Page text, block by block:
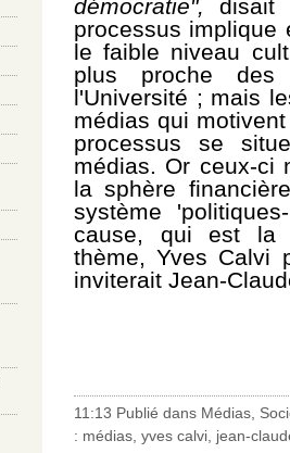
démocratie", disait
processus implique
le faible niveau
plus proche des
l'Université ; mais
médias qui
processus se
médias. Or ceux-ci
la sphère
système
cause, qui est la
thème, Yves Calvi
inviterait Jean-
11:13 Publié dans Médias
: médias yves calvi jean-